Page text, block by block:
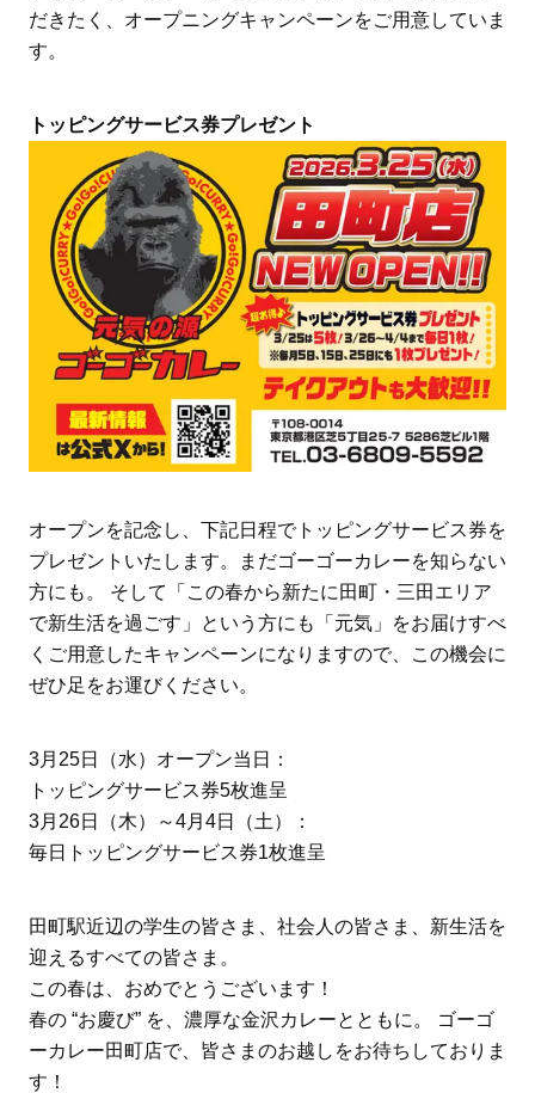
だきたく、オープニングキャンペーンをご用意していま
す。
トッピングサービス券プレゼント
オープンを記念し、下記日程でトッピングサービス券を
プレゼントいたします。まだゴーゴーカレーを知らない
方にも。 そして「この春から新たに田町・三田エリア
で新生活を過ごす」という方にも「元気」をお届けすべ
くご用意したキャンペーンになりますので、この機会に
ぜひ足をお運びください。
3月25日（水）オープン当日：
トッピングサービス券5枚進呈
3月26日（木）～4月4日（土）：
毎日トッピングサービス券1枚進呈
田町駅近辺の学生の皆さま、社会人の皆さま、新生活を
迎えるすべての皆さま。
この春は、おめでとうございます！
春の “お慶び” を、濃厚な金沢カレーとともに。 ゴーゴ
ーカレー田町店で、皆さまのお越しをお待ちしておりま
す！